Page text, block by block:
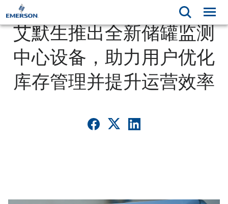
艾默生推出全新储罐监测
中心设备，助力用户优化
库存管理并提升运营效率